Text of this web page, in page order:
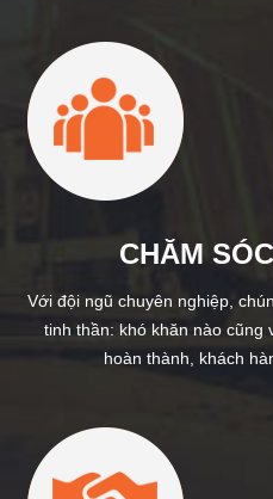
CHĂM
Với đội ngũ chuyên nghiệp,
tinh thần: khó khăn nào cũng
hoàn thành, khách